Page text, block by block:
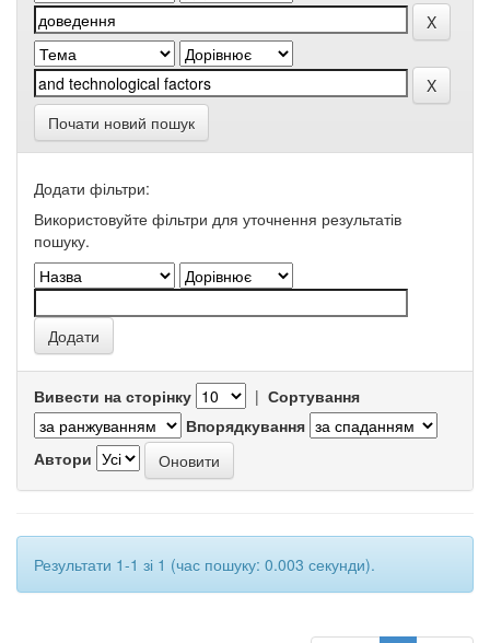
Почати новий пошук
Додати фільтри:
Використовуйте фільтри для уточнення результатів
пошуку.
Вивести на сторінку | Сортування
Впорядкування
Автори
Результати 1-1 зі 1 (час пошуку: 0.003 секунди).